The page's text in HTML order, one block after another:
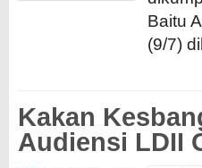
Baitu
(9/7)
Kakan
Audiensi LDII